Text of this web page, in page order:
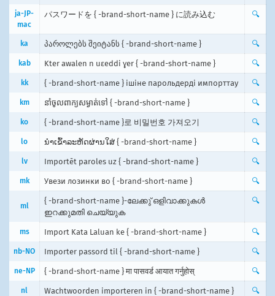
ja-JP-
mac
パスワードを { -brand-short-name } に読み込む 🔍
ka პაროლებს შეიტანს { -brand-short-name } 🔍
kab Kter awalen n uεeddi ɣer { -brand-short-name } 🔍
kk { -brand-short-name } ішіне парольдерді импорттау 🔍
km នាំចូលពាក្យសម្ងាត់ទៅ { -brand-short-name } 🔍
ko { -brand-short-name }로 비밀번호 가져오기 🔍
lo ນຳເຂົ້າລະຫັດຜ່ານໃສ່ { -brand-short-name } 🔍
lv Importēt paroles uz { -brand-short-name } 🔍
mk Увези лозинки во { -brand-short-name } 🔍
ml
{ -brand-short-name }-ലേക്കു് ഒളിവാക്കുകൾ
ഇറക്കുമതി ചെയ്യുക
🔍
ms Import Kata Laluan ke { -brand-short-name } 🔍
nb-NO Importer passord til { -brand-short-name } 🔍
ne-NP { -brand-short-name } मा पासवर्ड आयात गर्नुहोस् 🔍
nl Wachtwoorden importeren in { -brand-short-name } 🔍